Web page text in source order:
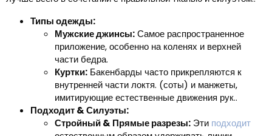
Типы одежды:
Мужские джинсы:Самое распространенное
приложение, особенно на коленях и верхней
части бедра.
Куртки: Бакенбарды часто прикрепляются к
внутренней части локтя. (соты) и манжеты,
имитирующие естественные движения рук..
Подходит & Силуэты:
Стройный & Прямые разрезы: Эти подходит